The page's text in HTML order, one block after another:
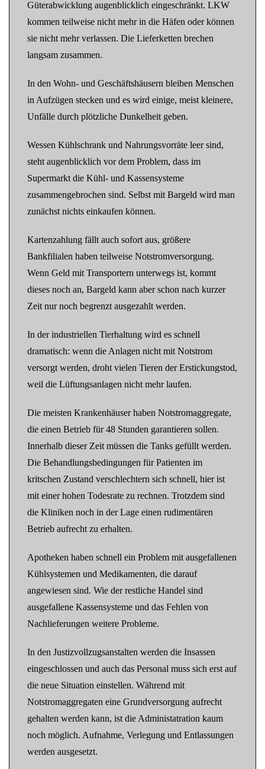
Güterabwicklung augenblicklich eingeschränkt. LKW
kommen teilweise nicht mehr in die Häfen oder können
sie nicht mehr verlassen. Die Lieferketten brechen
langsam zusammen.
In den Wohn- und Geschäftshäusern bleiben Menschen
in Aufzügen stecken und es wird einige, meist kleinere,
Unfälle durch plötzliche Dunkelheit geben.
Wessen Kühlschrank und Nahrungsvorräte leer sind,
steht augenblicklich vor dem Problem, dass im
Supermarkt die Kühl- und Kassensysteme
zusammengebrochen sind. Selbst mit Bargeld wird man
zunächst nichts einkaufen können.
Kartenzahlung fällt auch sofort aus, größere
Bankfilialen haben teilweise Notstromversorgung.
Wenn Geld mit Transportern unterwegs ist, kommt
dieses noch an, Bargeld kann aber schon nach kurzer
Zeit nur noch begrenzt ausgezahlt werden.
In der industriellen Tierhaltung wird es schnell
dramatisch: wenn die Anlagen nicht mit Notstrom
versorgt werden, droht vielen Tieren der Erstickungstod,
weil die Lüftungsanlagen nicht mehr laufen.
Die meisten Krankenhäuser haben Notstromaggregate,
die einen Betrieb für 48 Stunden garantieren sollen.
Innerhalb dieser Zeit müssen die Tanks gefüllt werden.
Die Behandlungsbedingungen für Patienten im
kritschen Zustand verschlechtern sich schnell, hier ist
mit einer hohen Todesrate zu rechnen. Trotzdem sind
die Kliniken noch in der Lage einen rudimentären
Betrieb aufrecht zu erhalten.
Apotheken haben schnell ein Problem mit ausgefallenen
Kühlsystemen und Medikamenten, die darauf
angewiesen sind. Wie der restliche Handel sind
ausgefallene Kassensysteme und das Fehlen von
Nachlieferungen weitere Probleme.
In den Justizvollzugsanstalten werden die Insassen
eingeschlossen und auch das Personal muss sich erst auf
die neue Situation einstellen. Während mit
Notstromaggregaten eine Grundversorgung aufrecht
gehalten werden kann, ist die Administatration kaum
noch möglich. Aufnahme, Verlegung und Entlassungen
werden ausgesetzt.